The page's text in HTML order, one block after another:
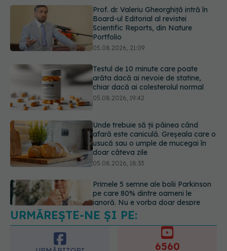
Testul de 10 minute care poate
arăta dacă ai nevoie de statine,
chiar dacă ai colesterolul normal
05.08.2026, 19:42
Unde trebuie să ții pâinea când
afară este caniculă. Greșeala care o
usucă sau o umple de mucegai în
doar câteva zile
Primele 5 semne ale bolii Parkinson
pe care 80% dintre oameni le
ignoră. Nu e vorba doar despre
tremor
05.08.2026, 17:31
Gabriela Cristea, manifest pentru
respect și acceptare: Corpul
fiecăruia spune o poveste
05.08.2026, 21:23
URMĂREȘTE-NE ȘI PE:
URMĂRITORI
ABONAȚI